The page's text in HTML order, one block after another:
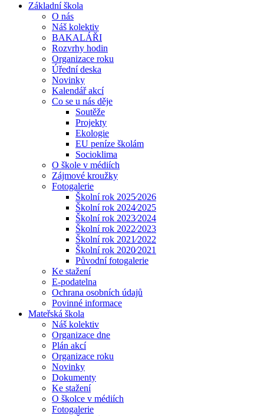
Základní škola
O nás
Náš kolektiv
BAKALÁŘI
Rozvrhy hodin
Organizace roku
Úřední deska
Novinky
Kalendář akcí
Co se u nás děje
Soutěže
Projekty
Ekologie
EU peníze školám
Socioklima
O škole v médiích
Zájmové kroužky
Fotogalerie
Školní rok 2025⁄2026
Školní rok 2024⁄2025
Školní rok 2023⁄2024
Školní rok 2022⁄2023
Školní rok 2021⁄2022
Školní rok 2020⁄2021
Původní fotogalerie
Ke stažení
E-podatelna
Ochrana osobních údajů
Povinné informace
Mateřská škola
Náš kolektiv
Organizace dne
Plán akcí
Organizace roku
Novinky
Dokumenty
Ke stažení
O školce v médiích
Fotogalerie